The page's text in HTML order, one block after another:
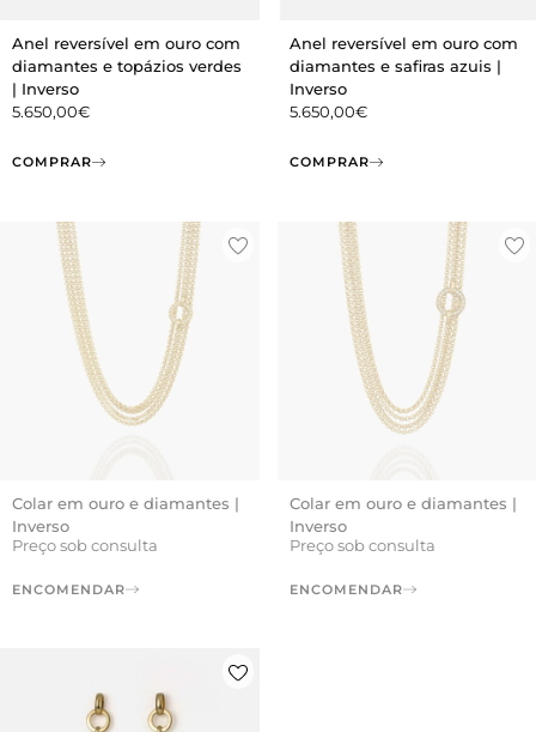
Anel reversível em ouro com
diamantes e topázios verdes
| Inverso
5.650,00€
COMPRAR
Anel reversível em ouro com
diamantes e safiras azuis |
Inverso
5.650,00€
COMPRAR
Colar em ouro e diamantes |
Inverso
Preço sob consulta
ENCOMENDAR
Colar em ouro e diamantes |
Inverso
Preço sob consulta
ENCOMENDAR